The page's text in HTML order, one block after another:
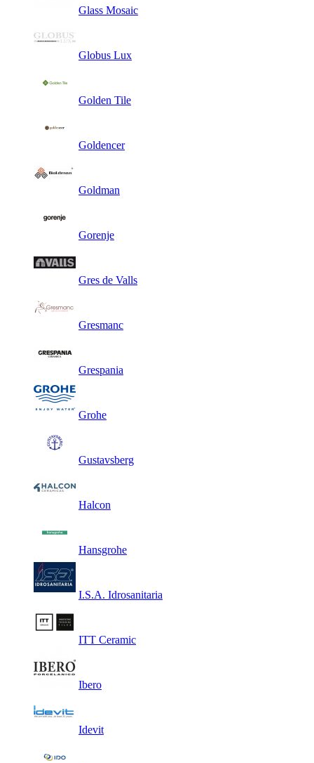
Glass Mosaic
Globus Lux
Golden Tile
Goldencer
Goldman
Gorenje
Gres de Valls
Gresmanc
Grespania
Grohe
Gustavsberg
Halcon
Hansgrohe
I.S.A. Idrosanitaria
ITT Ceramic
Ibero
Idevit